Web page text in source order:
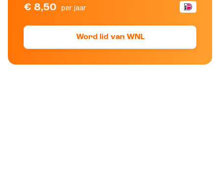
€ 8,50 per jaar
Word lid van WNL